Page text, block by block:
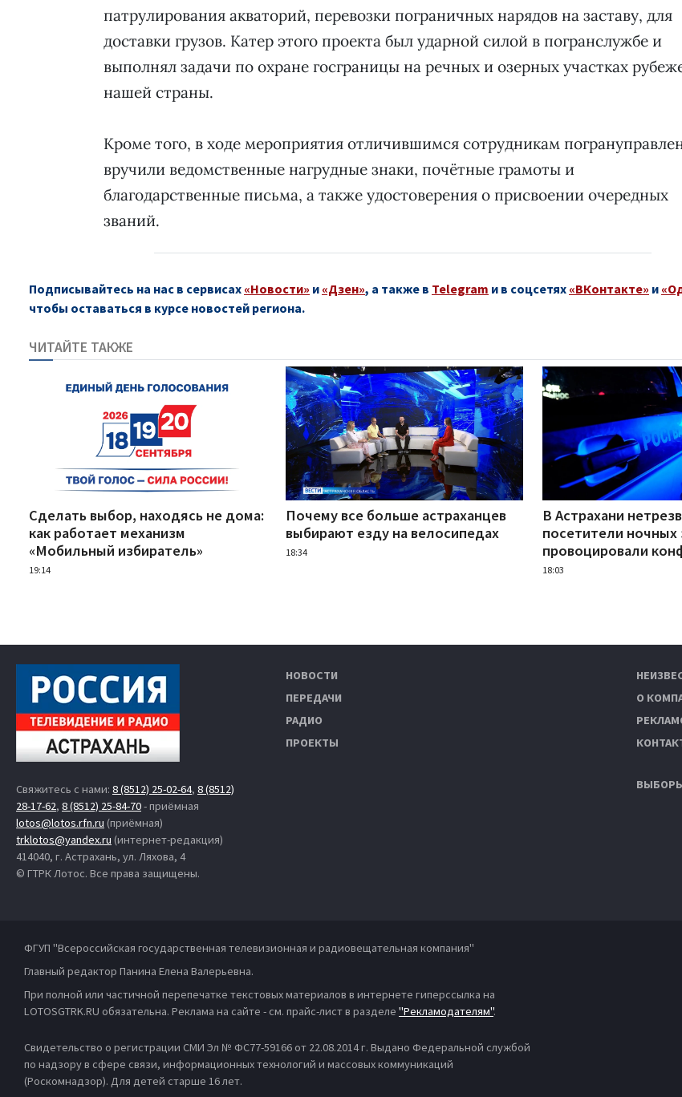
патрулирования акваторий, перевозки пограничных нарядов на заставу, для
доставки грузов. Катер этого проекта был ударной силой в погранслужбе и
выполнял задачи по охране госграницы на речных и озерных участках
нашей страны.
Кроме того, в ходе мероприятия отличившимся сотрудникам
вручили ведомственные нагрудные знаки, почётные грамоты и
благодарственные письма, а также удостоверения о присвоении очередных
званий.
Подписывайтесь на нас в сервисах «Новости» и «Дзен», а также в Telegram и в соцсетях «ВКонтакте» и
чтобы оставаться в курсе новостей региона.
ЧИТАЙТЕ ТАКЖЕ
Сделать выбор, находясь не дома:
как работает механизм
«Мобильный избиратель»
19:14
Почему все больше астраханцев
выбирают езду на велосипедах
18:34
В Астрахани
посетители ночных
провоцировали
18:03
Свяжитесь с нами: 8 (8512) 25-02-64, 8 (8512)
28-17-62, 8 (8512) 25-84-70- приёмная
lotos@lotos.rfn.ru (приёмная)
trklotos@yandex.ru (интернет-редакция)
414040, г. Астрахань, ул. Ляхова, 4
© ГТРК Лотос. Все права защищены.
НОВОСТИ
ПЕРЕДАЧИ
РАДИО
ПРОЕКТЫ
О
ФГУП "Всероссийская государственная телевизионная и радиовещательная компания"
Главный редактор Панина Елена Валерьевна.
При полной или частичной перепечатке текстовых материалов в интернете гиперссылка на
LOTOSGTRK.RU обязательна. Реклама на сайте - см. прайс-лист в разделе "Рекламодателям".
Свидетельство о регистрации СМИ Эл № ФС77-59166 от 22.08.2014 г. Выдано Федеральной службой
по надзору в сфере связи, информационных технологий и массовых коммуникаций
(Роскомнадзор). Для детей старше 16 лет.